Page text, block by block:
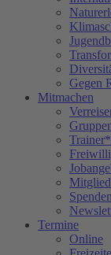
Gegen
Mitmachen
Spenden
Termine
Online